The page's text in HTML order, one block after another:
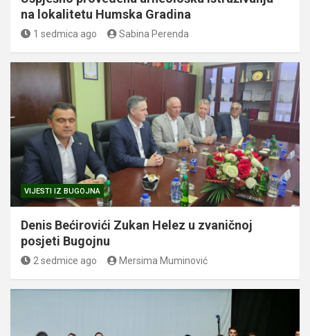
na lokalitetu Humska Gradina
1 sedmica ago Sabina Perenda
VIJESTI IZ BUGOJNA
Denis Bećirovići Zukan Helez u zvaničnoj
posjeti Bugojnu
2 sedmice ago Mersima Muminović